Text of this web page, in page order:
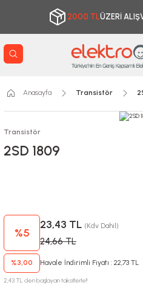
2000 TLÜZERİ
Anasayfa Transistör
Transistör
2SD 1809
%5
23,43 TL (Kdv Dahil)
24,66 TL
%3,00 Havale İndirimli Fiyatı : 22,73 TL
2,43 TL den başlayan taksitlerle!!